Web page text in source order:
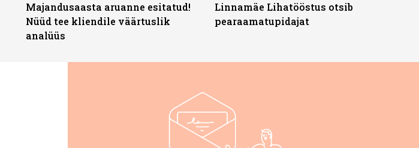
Majandusaasta aruanne esitatud!
Nüüd tee kliendile väärtuslik
analüüs
Linnamäe Lihatööstus otsib
pearaamatupidajat